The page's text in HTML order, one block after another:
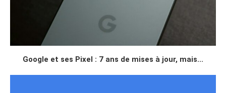
Google et ses Pixel : 7 ans de mises à jour, mais...